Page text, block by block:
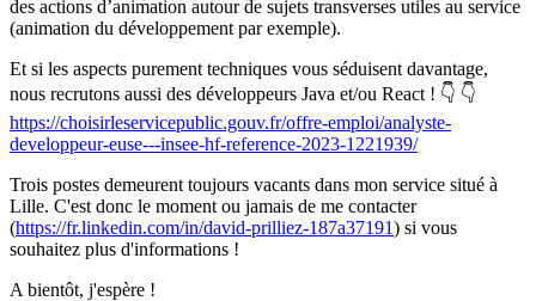
des actions d’animation autour de sujets transverses utiles au service
(animation du développement par exemple).
Et si les aspects purement techniques vous séduisent davantage,
nous recrutons aussi des développeurs Java et/ou React ! 👇 👇
https://choisirleservicepublic.gouv.fr/offre-emploi/analyste-
developpeur-euse---insee-hf-reference-2023-1221939/
Trois postes demeurent toujours vacants dans mon service situé à
Lille. C'est donc le moment ou jamais de me contacter
(https://fr.linkedin.com/in/david-prilliez-187a37191) si vous
souhaitez plus d'informations !
A bientôt, j'espère !